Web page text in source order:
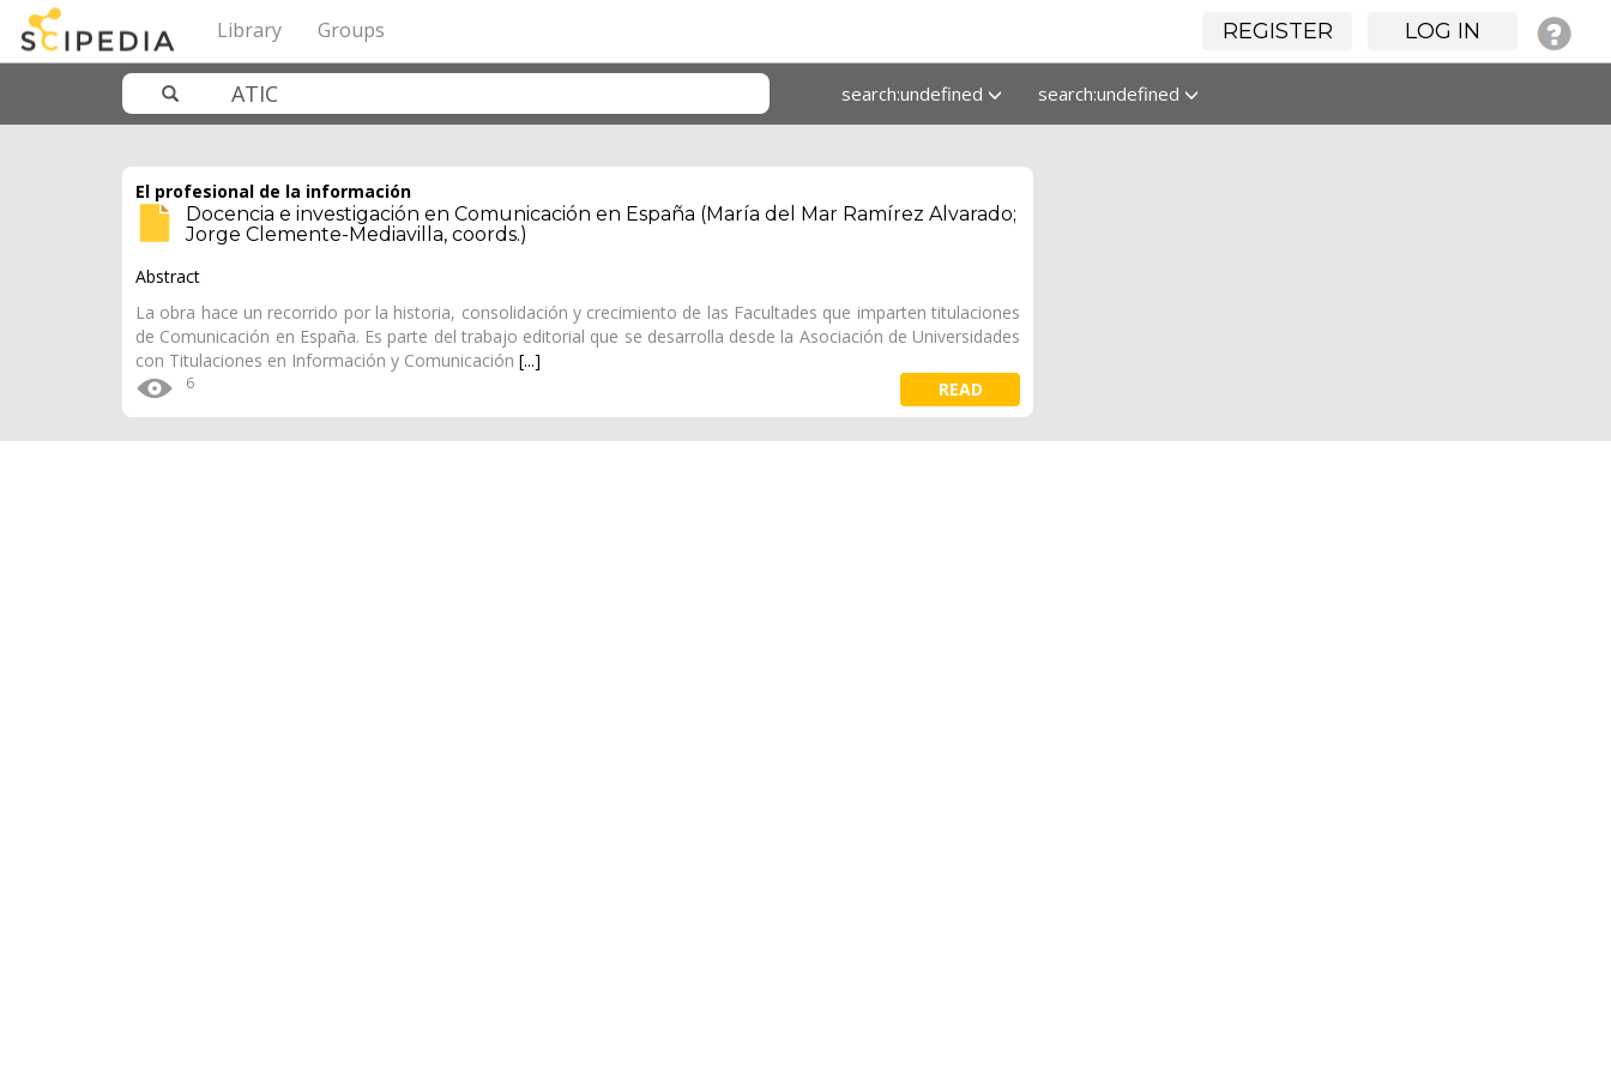
REGISTER LOG IN
Library Groups
search:undefined search:undefined
El profesional de la información
Docencia e investigación en Comunicación en España (María del Mar Ramírez Alvarado;
Jorge Clemente-Mediavilla, coords.)
Abstract
La obra hace un recorrido por la historia, consolidación y crecimiento de las Facultades que imparten titulaciones
de Comunicación en España. Es parte del trabajo editorial que se desarrolla desde la Asociación de Universidades
con Titulaciones en Información y Comunicación [...]
6 READ